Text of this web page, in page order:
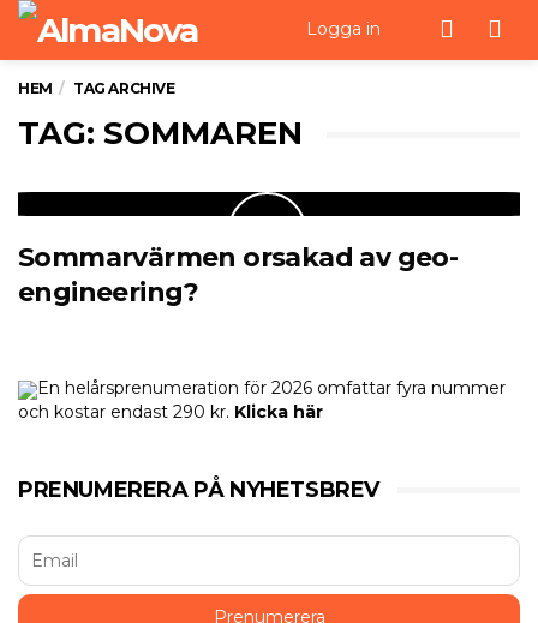
Logga in
HEM TAG ARCHIVE
TAG: SOMMAREN
Sommarvärmen orsakad av geo-
engineering?
En helårsprenumeration för 2026 omfattar fyra nummer
och kostar endast 290 kr. Klicka här
PRENUMERERA PÅ NYHETSBREV